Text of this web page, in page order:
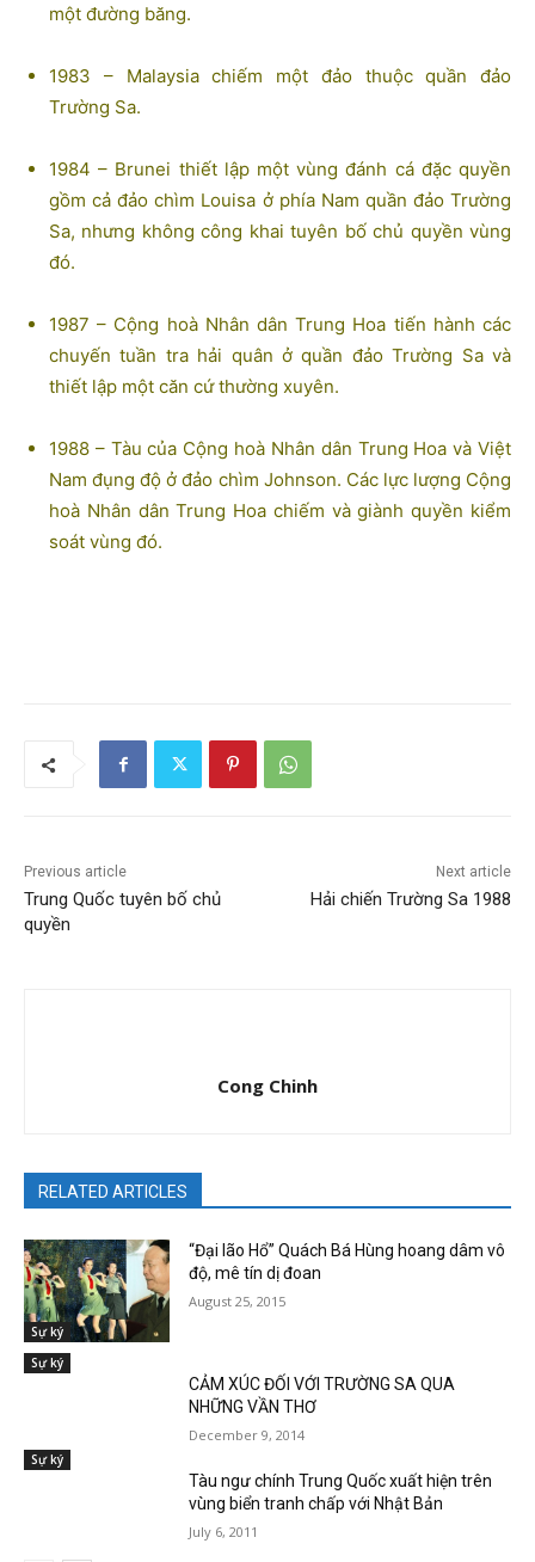
một đường băng.
1983 – Malaysia chiếm một đảo thuộc quần đảo
Trường Sa.
1984 – Brunei thiết lập một vùng đánh cá đặc quyền
gồm cả đảo chìm Louisa ở phía Nam quần đảo Trường
Sa, nhưng không công khai tuyên bố chủ quyền vùng
đó.
1987 – Cộng hoà Nhân dân Trung Hoa tiến hành các
chuyến tuần tra hải quân ở quần đảo Trường Sa và
thiết lập một căn cứ thường xuyên.
1988 – Tàu của Cộng hoà Nhân dân Trung Hoa và Việt
Nam đụng độ ở đảo chìm Johnson. Các lực lượng Cộng
hoà Nhân dân Trung Hoa chiếm và giành quyền kiểm
soát vùng đó.
Previous article
Trung Quốc tuyên bố chủ
quyền
Next article
Hải chiến Trường Sa 1988
Cong Chinh
RELATED ARTICLES
Sự ký
“Đại lão Hổ” Quách Bá Hùng hoang dâm vô
độ, mê tín dị đoan
August 25, 2015
Sự ký
CẢM XÚC ĐỐI VỚI TRƯỜNG SA QUA
NHỮNG VẦN THƠ
December 9, 2014
Sự ký
Tàu ngư chính Trung Quốc xuất hiện trên
vùng biển tranh chấp với Nhật Bản
July 6, 2011